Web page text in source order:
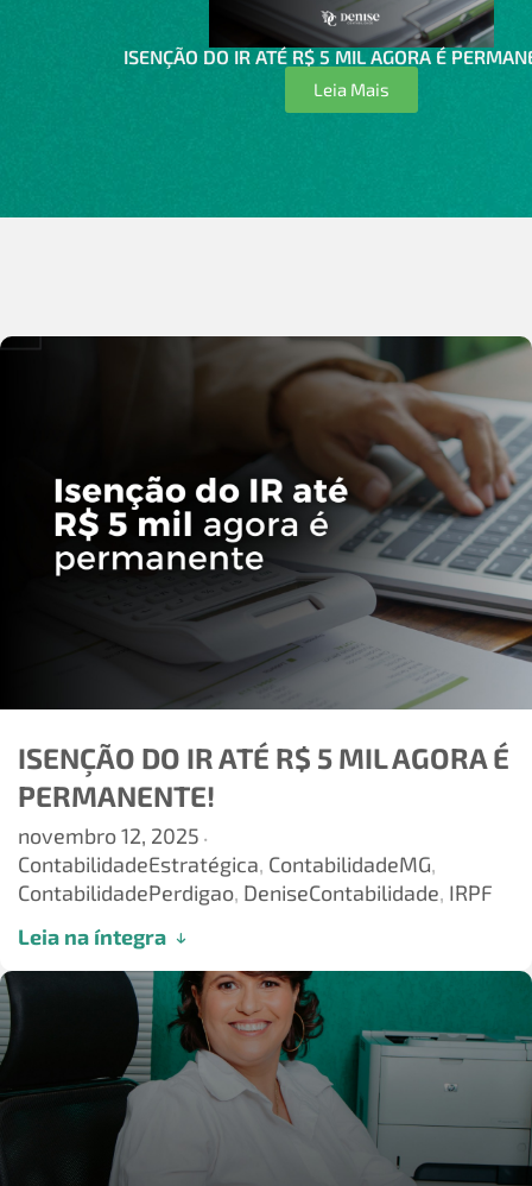
ISENÇÃO DO IR ATÉ R$ 5 MIL AGORA É
Leia Mais
ISENÇÃO DO IR ATÉ R$ 5 MIL AGORA É
PERMANENTE!
novembro 12, 2025 •
ContabilidadeEstratégica, ContabilidadeMG,
ContabilidadePerdigao, DeniseContabilidade, IRPF
Leia na íntegra